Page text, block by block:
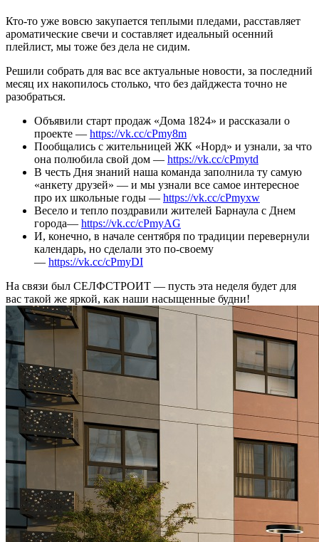
Кто-то уже вовсю закупается теплыми пледами, расставляет
ароматические свечи и составляет идеальный осенний
плейлист, мы тоже без дела не сидим.
Решили собрать для вас все актуальные новости, за последний
месяц их накопилось столько, что без дайджеста точно не
разобраться.
Объявили старт продаж «Дома 1824» и рассказали о
проекте — https://vk.cc/cPmy8m
Пообщались с жительницей ЖК «Норд» и узнали, за что
она полюбила свой дом — https://vk.cc/cPmytd
В честь Дня знаний наша команда заполнила ту самую
«анкету друзей» — и мы узнали все самое интересное
про их школьные годы — https://vk.cc/cPmyxw
Весело и тепло поздравили жителей Барнаула с Днем
города— https://vk.cc/cPmyAG
И, конечно, в начале сентября по традиции перевернули
календарь, но сделали это по-своему
— https://vk.cc/cPmyDI
На связи был СЕЛФСТРОИТ — пусть эта неделя будет для
вас такой же яркой, как наши насыщенные будни!